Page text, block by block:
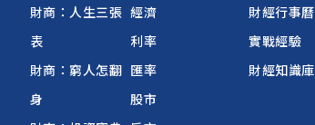
財商：人生三張
表
財商：窮人怎翻
身
經濟
利率
匯率
股市
財經行事曆
實戰經驗
財經知識庫